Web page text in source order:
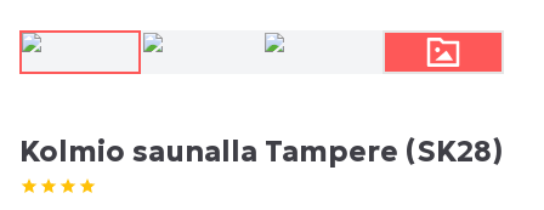
Kolmio saunalla Tampere (SK28)